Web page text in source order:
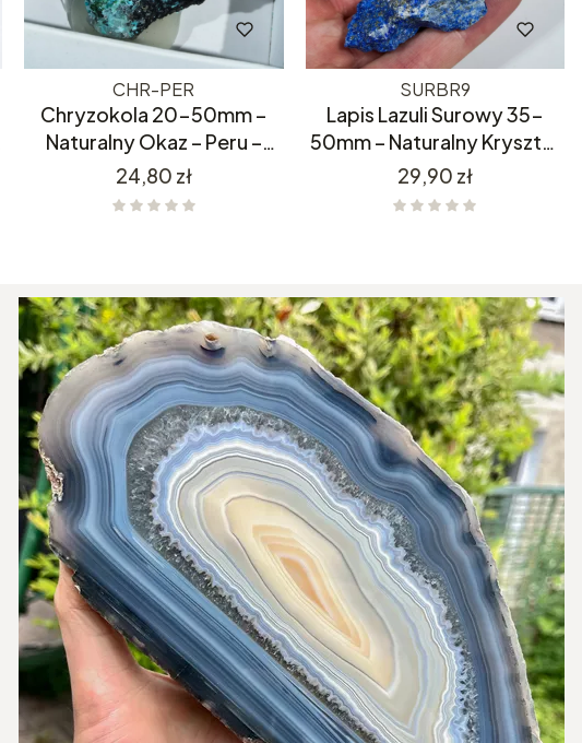
CHR-PER
Chryzokola 20-50mm –
Naturalny Okaz – Peru –
Mocno Niebieska
Cena
24,80 zł
SURBR9
Lapis Lazuli Surowy 35-
50mm – Naturalny Kryształ
- Z Afganistanu
Cena
29,90 zł